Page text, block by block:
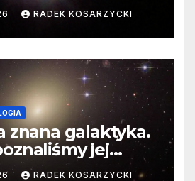
RADEK KOSARZYCKI
znana galaktyka.
jej
RADEK KOSARZYCKI